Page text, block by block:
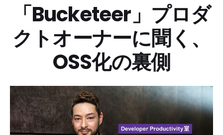
「Bucketeer」プロダ
クトオーナーに聞く、
OSS化の裏側